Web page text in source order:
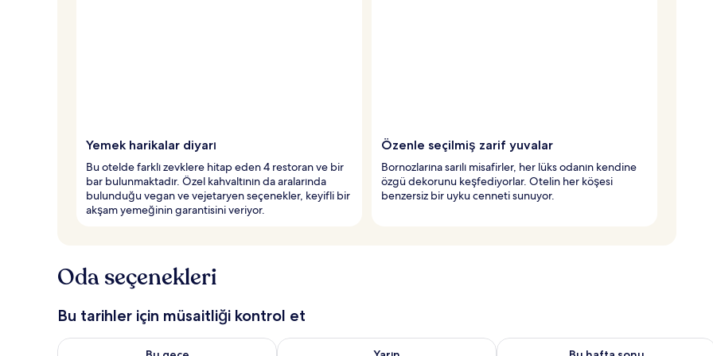
l
e
r
Yemek harikalar diyarı
Bu otelde farklı zevklere hitap eden 4 restoran ve bir
bar bulunmaktadır. Özel kahvaltının da aralarında
bulunduğu vegan ve vejetaryen seçenekler, keyifli bir
akşam yemeğinin garantisini veriyor.
Özenle seçilmiş zarif yuvalar
Bornozlarına sarılı misafirler, her lüks odanın kendine
özgü dekorunu keşfediyorlar. Otelin her köşesi
benzersiz bir uyku cenneti sunuyor.
Oda seçenekleri
Bu tarihler için müsaitliği kontrol et
Bu gece için müsaitliği kontrol et Ağu 7 - Ağu 8Yarın için müsaitliği kontrol et Ağu 8 - Ağu 9Bu hafta sonu için müsaitliği kontrol